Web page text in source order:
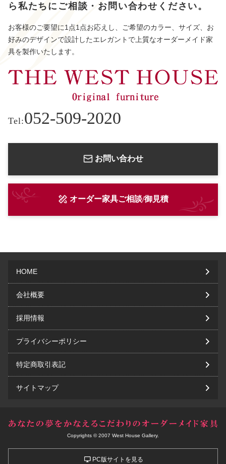
ら 私たちにご相談・お問い合わせください。
お客様のご要望に1点1点お応えし、ご希望のカラー、サイズ、お
好みのデザインで設計したエレガントで上質なオーダーメイド家
具を製作いたします。
Tel:052-509-2020
お問い合わせ
オーダー家具ご相談/御見積
HOME
会社概要
採用情報
プライバシーポリシー
特定商取引表記
サイトマップ
Copyrights © 2007 West House Gallery.
PC版サイトを見る